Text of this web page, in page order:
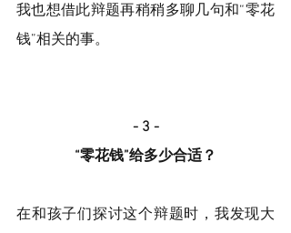
我也想借此辩题再稍稍多聊几句和“零花
钱”相关的事。
- 3 -
“零花钱”给多少合适？
在和孩子们探讨这个辩题时，我发现大